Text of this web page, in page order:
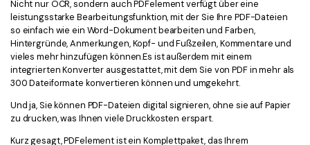
Nicht nur OCR, sondern auch PDFelement verfügt über eine
leistungsstarke Bearbeitungsfunktion, mit der Sie Ihre PDF-Dateien
so einfach wie ein Word-Dokument bearbeiten und Farben,
Hintergründe, Anmerkungen, Kopf- und Fußzeilen, Kommentare und
vieles mehr hinzufügen können.Es ist außerdem mit einem
integrierten Konverter ausgestattet, mit dem Sie von PDF in mehr als
300 Dateiformate konvertieren können und umgekehrt.
Und ja, Sie können PDF-Dateien digital signieren, ohne sie auf Papier
zu drucken, was Ihnen viele Druckkosten erspart.
Kurz gesagt, PDFelement ist ein Komplettpaket, das Ihrem